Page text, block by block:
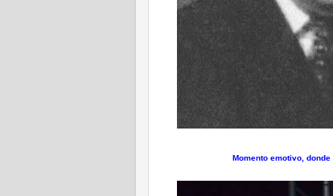
Momento emotivo,